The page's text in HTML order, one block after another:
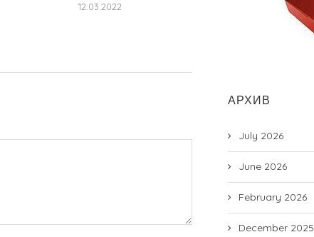
12.03.2022 18.02.2022
АРХИВ
July 2026
June 2026
February 2026
December 2025